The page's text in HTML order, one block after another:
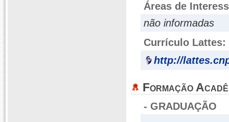
Áreas de
não informadas
Currículo Lattes:
http://
Formação
- GRADUAÇÃO